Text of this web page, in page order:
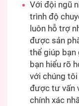
Với đội ngũ
trình độ
luôn hỗ trợ
được sản
thể giúp
bạn hiểu rõ
với chúng
được tư vấn
chính xác